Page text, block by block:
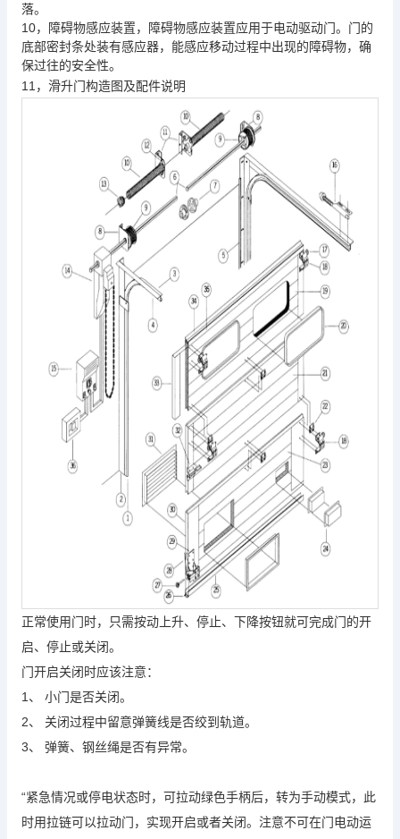
落。
10， 障碍物感应装置 ，障碍物感应装置应用于电动驱动门。 门的
底部密封条处装有感应器，能感应移动过程中出现的障碍物，确
保过往的安全性。
11 ， 滑升门构造图及配件说明
正常使用门时，只需按动上升、停止、下降按钮就可完成门的开
启、停止或关闭。
门开启关闭时应该注意：
1、 小门是否关闭。
2、 关闭过程中留意弹簧线是否绞到轨道。
3、 弹簧、钢丝绳是否有异常。
“紧急情况或停电状态时，可拉动绿色手柄后，转为手动模式，此
时用拉链可以拉动门，实现开启或者关闭。注意不可在门电动运